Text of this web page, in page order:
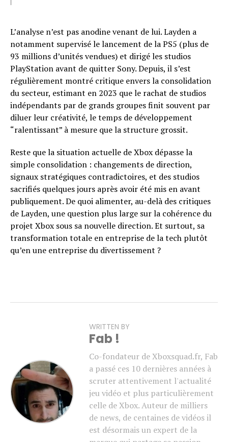
L’analyse n’est pas anodine venant de lui. Layden a
notamment supervisé le lancement de la PS5 (plus de
93 millions d’unités vendues) et dirigé les studios
PlayStation avant de quitter Sony. Depuis, il s’est
régulièrement montré critique envers la consolidation
du secteur, estimant en 2023 que le rachat de studios
indépendants par de grands groupes finit souvent par
diluer leur créativité, le temps de développement
“ralentissant” à mesure que la structure grossit.
Reste que la situation actuelle de Xbox dépasse la
simple consolidation : changements de direction,
signaux stratégiques contradictoires, et des studios
sacrifiés quelques jours après avoir été mis en avant
publiquement. De quoi alimenter, au-delà des critiques
de Layden, une question plus large sur la cohérence du
projet Xbox sous sa nouvelle direction. Et surtout, sa
transformation totale en entreprise de la tech plutôt
qu’en une entreprise du divertissement ?
WRITTEN BY
Fab !
Co-fondateur de Xboxsquad.fr, Fab
a passé ces 10 dernières années à
scruter attentivement l'actualité
jeu vidéo et plus particulièrement
celle de Xbox. Auteur de milliers
de news, de centaines de vidéos il
est désormais un expert de la